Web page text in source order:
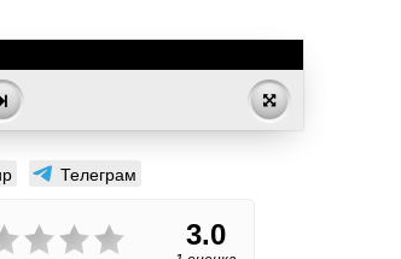
Телеграм
3.0